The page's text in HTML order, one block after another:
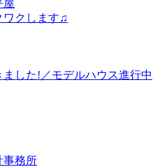
屋
クします♫
した!／モデルハウス進行中
事務所